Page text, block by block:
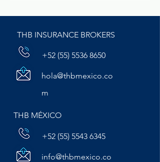
remodelación y
construcción
THB INSURANCE BROKERS
+52 (55) 5536 8650
hola@thbmexico.co
m
THB MÉXICO
+52 (55) 5543 6345
info@thbmexico.co